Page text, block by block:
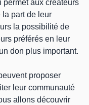
permet aux créateurs
la part de leur
la possibilité de
préférés en leur
don plus important.
proposer
leur communauté
allons découvrir